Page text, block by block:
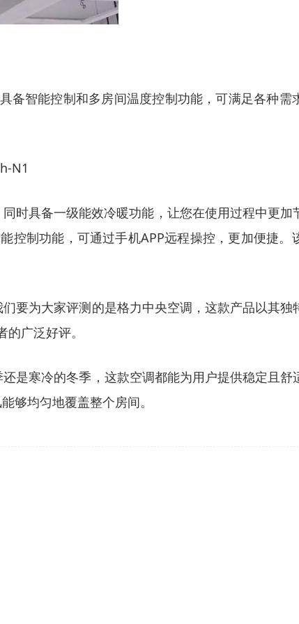
备智能控制和多房间温度控制功能，可满足各种需
N1
时具备一级能效冷暖功能，让您在使用过程中更加
制功能，可通过手机APP远程操控，更加便捷。
要为大家评测的是格力中央空调，这款产品以其独
广泛好评。
是寒冷的冬季，这款空调都能为用户提供稳定且舒
够均匀地覆盖整个房间。